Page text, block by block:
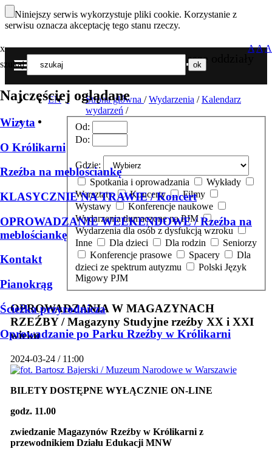
Niniejszy serwis wykorzystuje pliki cookie. Korzystanie z
serwisu oznacza akceptację tego stanu rzeczy.
Nasze oddziały
MENU
x
szukaj
Najczęściej oglądane
Wizyta
O Królikarni
Rzeźba na meblościankę
KLASYCZNIE NA TRAWIE / Koncert
OPROWADZANIE WEEKENDOWE / Rzeźba na
meblościankę
Kontakt
Pianokrąg
Ścieżka przyrodnicza
Oprowadzanie po Parku Rzeźby w Królikarni
AAA
EN Strona główna / Wydarzenia /Kalendarz
wydarzeń /
Od:
Do:
Gdzie:
Spotkania i oprowadzania
Wykłady
Warsztaty
Koncerty
Filmy
Wystawy
Konferencje naukowe
Wydarzenia tłumaczone na PJM
Wydarzenia dla osób z dysfukcją wzroku
Inne
Dla dzieci Dla rodzin
Seniorzy
Konferencje prasowe
Spacery
dzieci ze spektrum autyzmu
Migowy PJM
OPROWADZANIA W MAGAZYNACH
RZEŹBY / Magazyny Studyjne rzeźby XX i XXI
wieku
2024-03-24 / 11:00
BILETY DOSTĘPNE WYŁĄCZNIE ON-LINE
godz. 11.00
zwiedzanie Magazynów Rzeźby w Królikarni z
przewodnikiem Działu Edukacji MNW